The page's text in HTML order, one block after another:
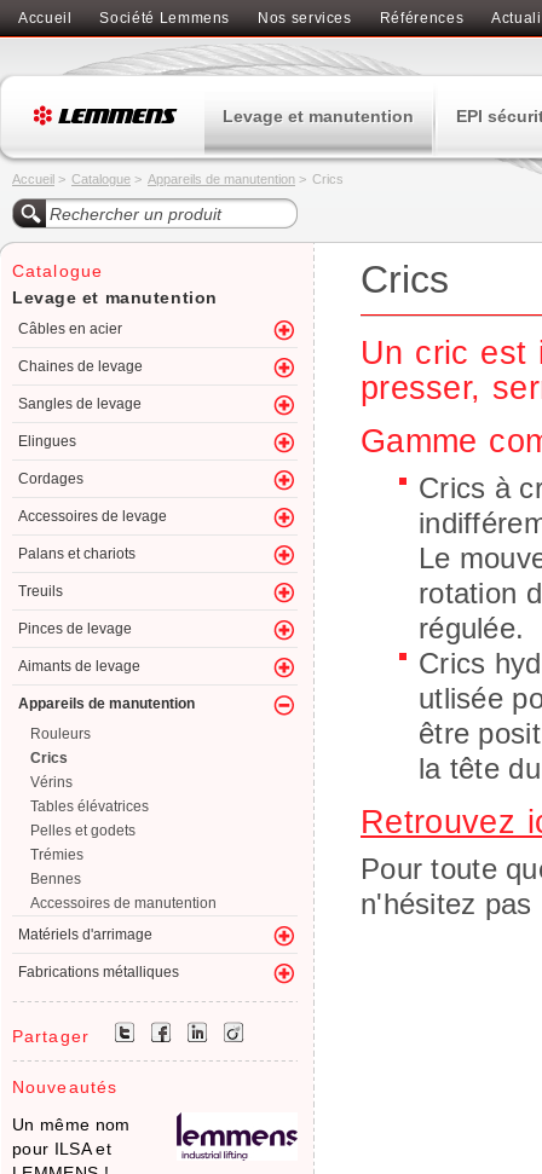
Accueil Société Lemmens Nos services Références
Levage et manutention EPI
Accueil > Catalogue > Appareils de manutention > Crics
Catalogue
Levage et manutention
Câbles en acier
Chaines de levage
Sangles de levage
Elingues
Cordages
Accessoires de levage
Palans et chariots
Treuils
Pinces de levage
Aimants de levage
Appareils de manutention
Rouleurs
Crics
Vérins
Tables élévatrices
Pelles et godets
Trémies
Bennes
Accessoires de manutention
Matériels d'arrimage
Fabrications métalliques
Partager
Nouveautés
Un même nom
pour ILSA et
Crics
Un cric est
presser,
Gamme
Crics à
Le
rotation
régulée.
Crics
utlisée
être
la tête
Retrouvez
Pour toute
n'hésitez